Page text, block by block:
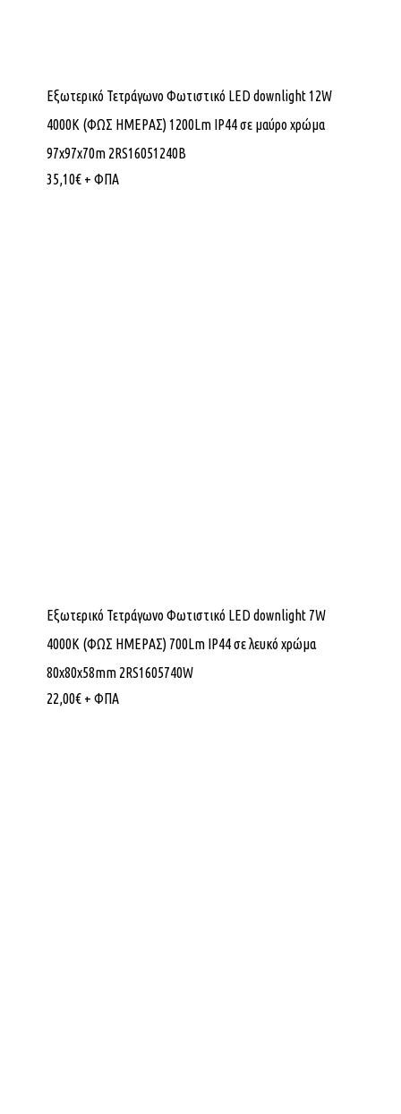
Εξωτερικό Τετράγωνο Φωτιστικό LED downlight 12W
4000K (ΦΩΣ ΗΜΕΡΑΣ) 1200Lm IP44 σε μαύρο χρώμα
97x97x70m 2RS16051240B
35,10€ + ΦΠΑ
Εξωτερικό Τετράγωνο Φωτιστικό LED downlight 7W
4000K (ΦΩΣ ΗΜΕΡΑΣ) 700Lm IP44 σε λευκό χρώμα
80x80x58mm 2RS1605740W
22,00€ + ΦΠΑ